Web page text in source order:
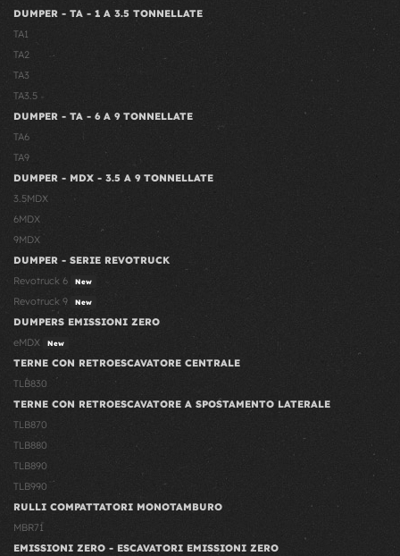
DUMPER - TA - 1 A 3.5 TONNELLATE
TA1
TA2
TA3
TA3.5
DUMPER - TA - 6 A 9 TONNELLATE
TA6
TA9
DUMPER - MDX - 3.5 A 9 TONNELLATE
3.5MDX
6MDX
9MDX
DUMPER - SERIE REVOTRUCK
Revotruck 6
New
Revotruck 9 New
DUMPERS EMISSIONI ZERO
eMDX
New
TERNE CON RETROESCAVATORE CENTRALE
TLB830
TERNE CON RETROESCAVATORE A SPOSTAMENTO LATERALE
TLB870
TLB880
TLB890
TLB990
RULLI COMPATTATORI MONOTAMBURO
MBR71
EMISSIONI ZERO - ESCAVATORI EMISSIONI ZERO